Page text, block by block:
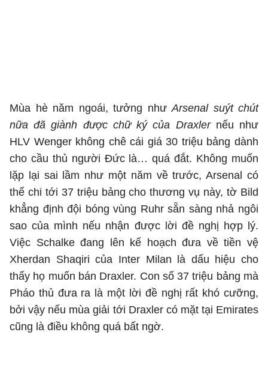
Mùa hè năm ngoái, tưởng nhưArsenal suýt chút
nữa đã giành được chữ ký của Draxlernếu như
HLV Wenger không chê cái giá 30 triệu bảng dành
cho cầu thủ người Đức là… quá đắt. Không muốn
lặp lại sai lầm như một năm về trước, Arsenal có
thể chi tới 37 triệu bảng cho thương vụ này, tờ Bild
khẳng định đội bóng vùng Ruhr sẵn sàng nhả ngôi
sao của mình nếu nhận được lời đề nghị hợp lý.
Việc Schalke đang lên kế hoạch đưa về tiền vệ
Xherdan Shaqiri của Inter Milan là dấu hiệu cho
thấy họ muốn bán Draxler. Con số 37 triệu bảng mà
Pháo thủ đưa ra là một lời đề nghị rất khó cưỡng,
bởi vậy nếu mùa giải tới Draxler có mặt tại Emirates
cũng là điều không quá bất ngờ.